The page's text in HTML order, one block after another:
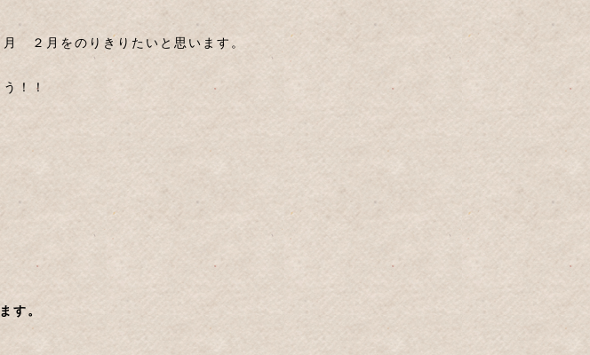
２月をのりきりたいと思います。
！！
す。